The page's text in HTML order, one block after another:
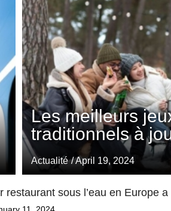
Les meilleurs
traditionnels à
Actualité / April 19, 2024
restaurant sous l’eau en Europe